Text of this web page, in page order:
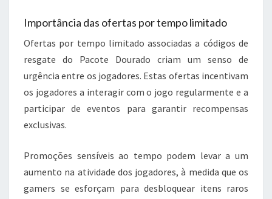
Importância das ofertas por tempo limitado
Ofertas por tempo limitado associadas a códigos de
resgate do Pacote Dourado criam um senso de
urgência entre os jogadores. Estas ofertas incentivam
os jogadores a interagir com o jogo regularmente e a
participar de eventos para garantir recompensas
exclusivas.
Promoções sensíveis ao tempo podem levar a um
aumento na atividade dos jogadores, à medida que os
gamers se esforçam para desbloquear itens raros